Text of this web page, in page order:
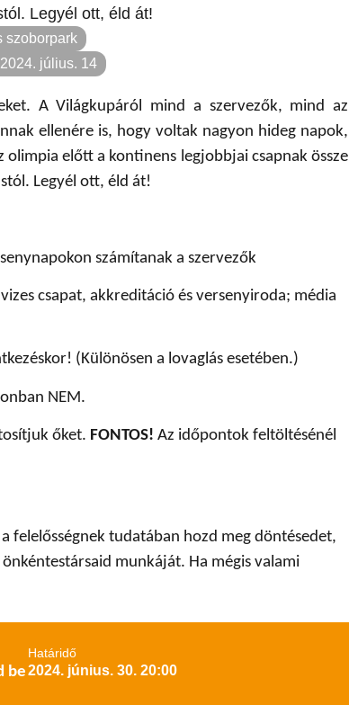
Legyél ott, éld át!
szoborpark
július. 14
A Világkupáról mind a szervezők, mind az
ellenére is, hogy voltak nagyon hideg napok,
olimpia előtt a kontinens legjobbjai csapnak össze
Legyél ott, éld át!
számítanak a szervezők
csapat, akkreditáció és versenyiroda; média
(Különösen a lovaglás esetében.)
NEM.
őket. FONTOS! Az időpontok feltöltésénél
felelősségnek tudatában hozd meg döntésedet,
munkáját. Ha mégis valami
be
Határidő
2024. június. 30. 20:00